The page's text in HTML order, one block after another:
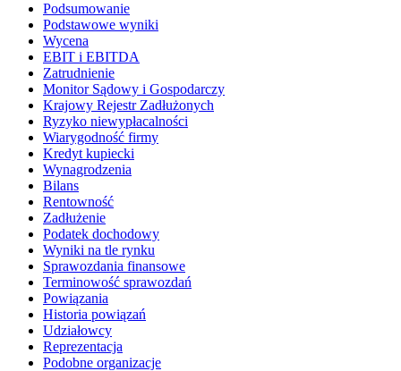
Podsumowanie
Podstawowe wyniki
Wycena
EBIT i EBITDA
Zatrudnienie
Monitor Sądowy i Gospodarczy
Krajowy Rejestr Zadłużonych
Ryzyko niewypłacalności
Wiarygodność firmy
Kredyt kupiecki
Wynagrodzenia
Bilans
Rentowność
Zadłużenie
Podatek dochodowy
Wyniki na tle rynku
Sprawozdania finansowe
Terminowość sprawozdań
Powiązania
Historia powiązań
Udziałowcy
Reprezentacja
Podobne organizacje